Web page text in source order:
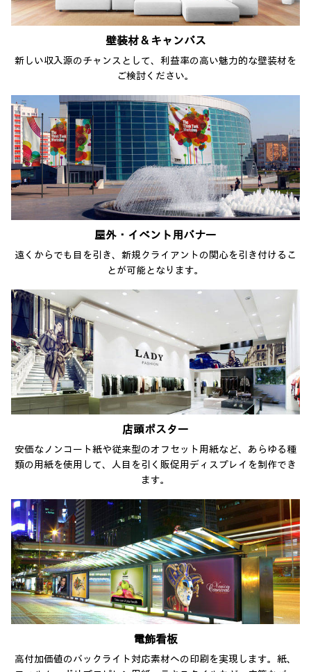
壁装材 & キャンバス
新しい収入源のチャンスとして、利益率の高い魅力的な壁装材を
ご検討ください。
屋外・イベント用バナー
遠くからでも目を引き、新規クライアントの関心を引き付けるこ
とが可能となります。
店頭ポスター
安価なノンコート紙や従来型のオフセット用紙など、あらゆる種
類の用紙を使用して、人目を引く販促用ディスプレイを制作でき
ます。
電飾看板
高付加価値のバックライト対応素材への印刷を実現します。紙、